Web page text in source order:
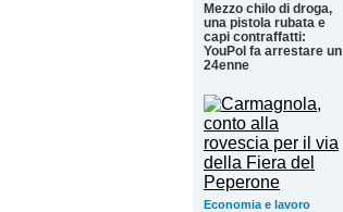
Mezzo chilo di droga,
una pistola rubata e
capi contraffatti:
YouPol fa arrestare un
24enne
Economia e lavoro